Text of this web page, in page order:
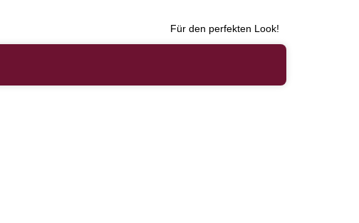
Für den perfekten Look!